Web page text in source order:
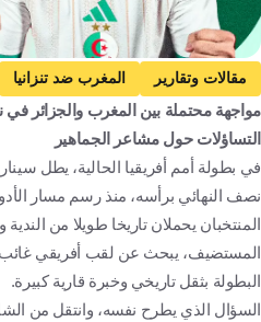
مقالات وتقارير المغرب ضد تنزانيا
كأس أمم إفريقيا
الجزائر ضد
الكونغو الديمقراطية
أشرف
أيوب الكعبي
بغداد
الجزائر
الكونغو - كينشاسا كرة
مواجهة محتملة بين المغرب والجزائر في
التساؤلات حول مشاعر الجماهير
في بطولة أمم أفريقيا الحالية، يطل
نصف النهائي برأسه، منذ رسم مسار
المنتخبان يحملان تاريخا طويلا من الندية
المستضيف، يبحث عن لقب أفريقي غائب
البطولة بثقل تاريخي وخبرة قارية كبيرة.
السؤال الذي يطرح نفسه، وانتقل من